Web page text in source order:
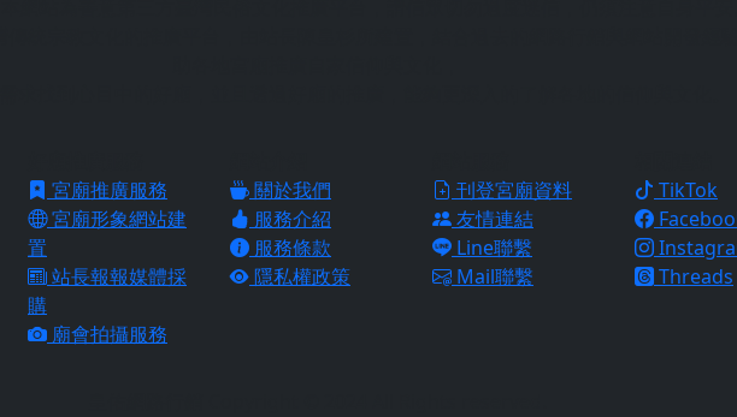
宮廟推廣服務
宮廟形象網站建
置
站長報報媒體採
購
廟會拍攝服務
關於我們
服務介紹
服務條款
隱私權政策
刊登宮廟資料
友情連結
Line聯繫
Mail聯繫
TikTok
Threads